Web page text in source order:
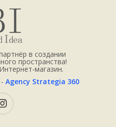
в создании
пространства!
магазин.
Agency Strategia 360